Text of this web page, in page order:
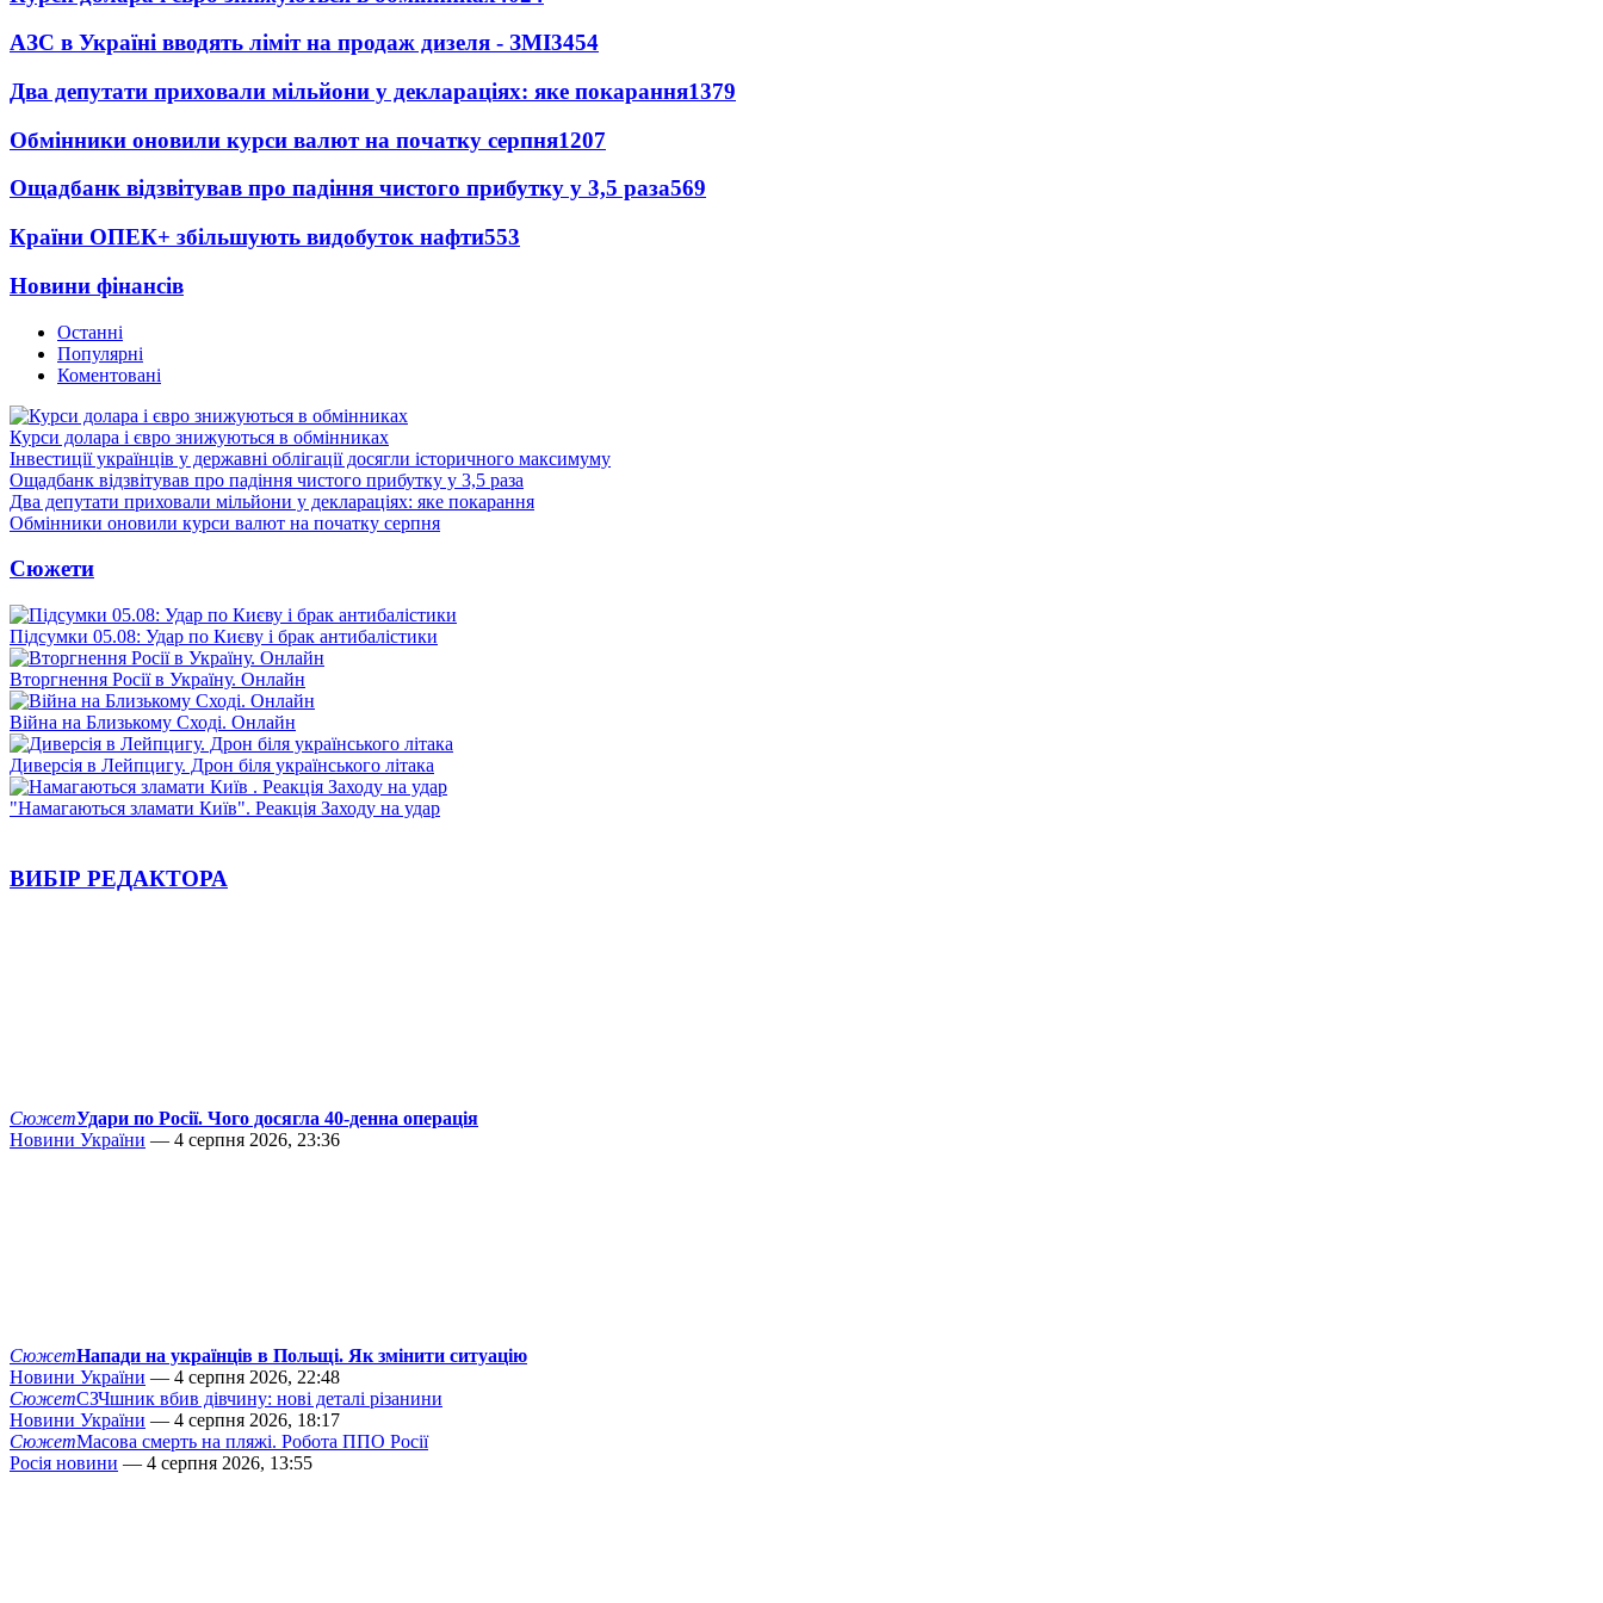
АЗС в Україні вводять ліміт на продаж дизеля - ЗМІ3454
Два депутати приховали мільйони у деклараціях: яке покарання1379
Обмінники оновили курси валют на початку серпня1207
Ощадбанк відзвітував про падіння чистого прибутку у 3,5 раза569
Країни ОПЕК+ збільшують видобуток нафти553
Новини фінансів
Останні
Популярні
Коментовані
Курси долара і євро знижуються в обмінниках
Інвестиції українців у державні облігації досягли історичного максимуму
Ощадбанк відзвітував про падіння чистого прибутку у 3,5 раза
Два депутати приховали мільйони у деклараціях: яке покарання
Обмінники оновили курси валют на початку серпня
Сюжети
Підсумки 05.08: Удар по Києву і брак антибалістики
Вторгнення Росії в Україну. Онлайн
Війна на Близькому Сході. Онлайн
Диверсія в Лейпцигу. Дрон біля українського літака
"Намагаються зламати Київ". Реакція Заходу на удар
ВИБІР РЕДАКТОРА
СюжетУдари по Росії. Чого досягла 40-денна операція
Новини України — 4 серпня 2026, 23:36
СюжетНапади на українців в Польщі. Як змінити ситуацію
Новини України — 4 серпня 2026, 22:48
СюжетСЗЧшник вбив дівчину: нові деталі різанини
Новини України — 4 серпня 2026, 18:17
СюжетМасова смерть на пляжі. Робота ППО Росії
Росія новини — 4 серпня 2026, 13:55